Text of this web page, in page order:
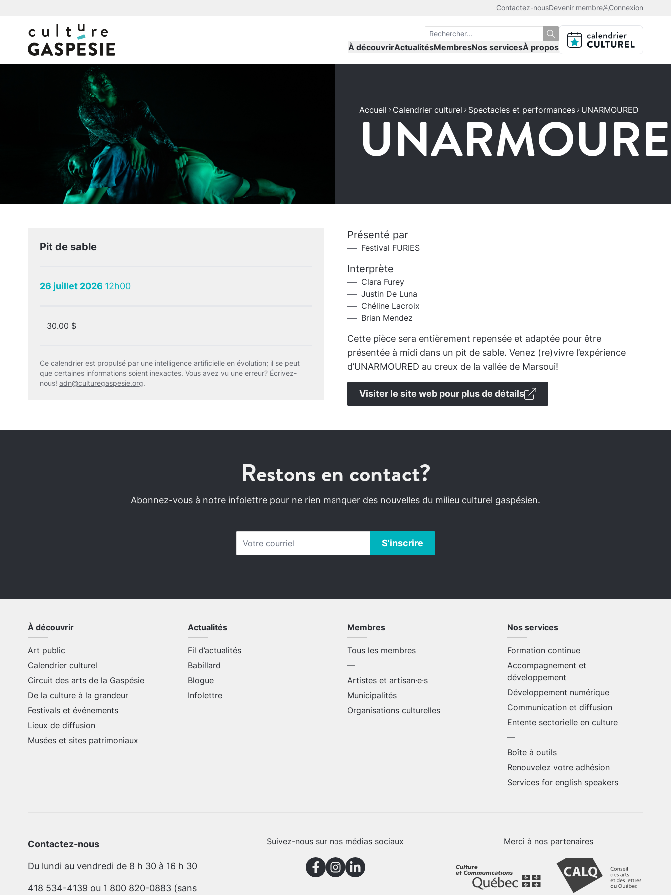
Contactez-nousDevenir membre Connexion
À découvrirActualitésMembresNos servicesÀ propos
Accueil Calendrier culturel Spectacles et performances UNARMOURED
Pit de sable
26 juillet 2026 12h00
30.00 $
Ce calendrier est propulsé par une intelligence artificielle en évolution; il se peut
que certaines informations soient inexactes. Vous avez vu une erreur? Écrivez-
nous! adn@culturegaspesie.org.
Présenté par
Festival FURIES
Interprète
Clara Furey
Justin De Luna
Chéline Lacroix
Brian Mendez
Cette pièce sera entièrement repensée et adaptée pour être
présentée à midi dans un pit de sable. Venez (re)vivre l’expérience
d’UNARMOURED au creux de la vallée de Marsoui!
Visiter le site web pour plus de détails
Restons en contact?
Abonnez-vous à notre infolettre pour ne rien manquer des nouvelles du milieu culturel gaspésien.
À découvrir
Art public
Calendrier culturel
Circuit des arts de la Gaspésie
De la culture à la grandeur
Festivals et événements
Lieux de diffusion
Musées et sites patrimoniaux
Actualités
Fil d’actualités
Babillard
Blogue
Infolettre
Membres
Tous les membres
—
Artistes et artisan·e·s
Municipalités
Organisations culturelles
Nos services
Formation continue
Accompagnement et
développement
Développement numérique
Communication et diffusion
Entente sectorielle en culture
—
Boîte à outils
Renouvelez votre adhésion
Services for english speakers
Contactez-nous
Du lundi au vendredi de 8 h 30 à 16 h 30
418 534-4139 ou 1 800 820-0883 (sans
Suivez-nous sur nos médias sociaux Merci à nos partenaires